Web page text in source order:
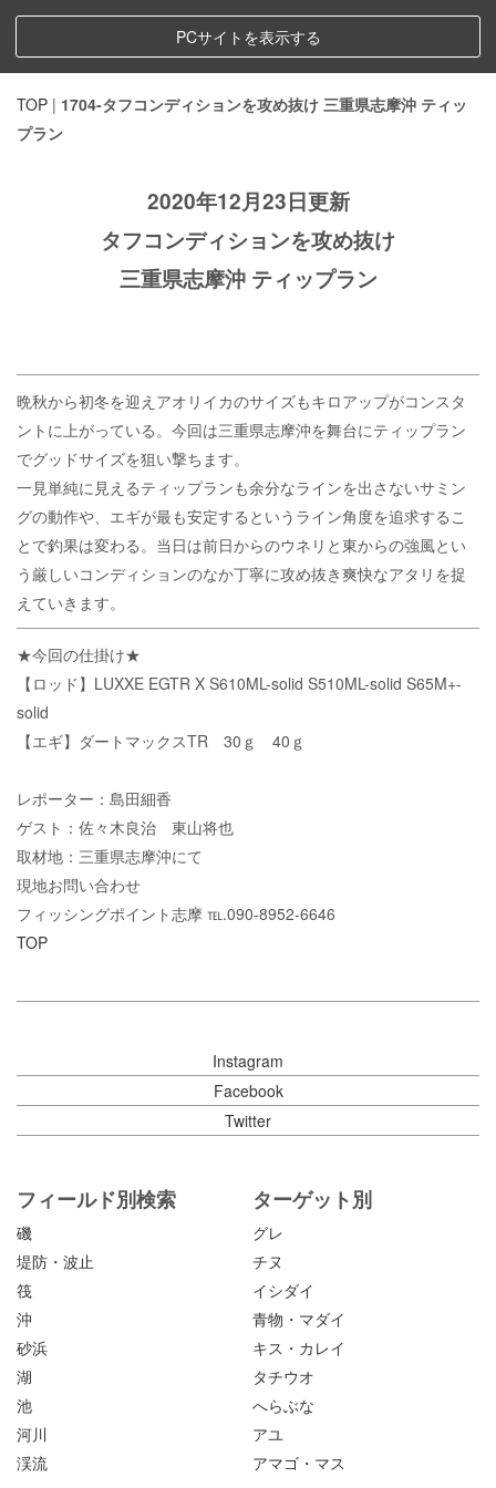
PCサイトを表示する
TOP | 1704-タフコンディションを攻め抜け 三重県志摩沖 ティッ
プラン
2020年12月23日更新
タフコンディションを攻め抜け
三重県志摩沖 ティップラン
晩秋から初冬を迎えアオリイカのサイズもキロアップがコンスタ
ントに上がっている。今回は三重県志摩沖を舞台にティップラン
でグッドサイズを狙い撃ちます。
一見単純に見えるティップランも余分なラインを出さないサミン
グの動作や、エギが最も安定するというライン角度を追求するこ
とで釣果は変わる。当日は前日からのウネリと東からの強風とい
う厳しいコンディションのなか丁寧に攻め抜き爽快なアタリを捉
えていきます。
★今回の仕掛け★
【ロッド】LUXXE EGTR X S610ML-solid S510ML-solid S65M+-
solid
【エギ】ダートマックスTR 30ｇ 40ｇ
レポーター：島田細香
ゲスト：佐々木良治 東山将也
取材地：三重県志摩沖にて
現地お問い合わせ
フィッシングポイント志摩 ℡.090-8952-6646
TOP
Instagram
Facebook
Twitter
フィールド別検索
磯
堤防・波止
筏
沖
砂浜
湖
池
河川
渓流
ターゲット別
グレ
チヌ
イシダイ
青物・マダイ
キス・カレイ
タチウオ
へらぶな
アユ
アマゴ・マス